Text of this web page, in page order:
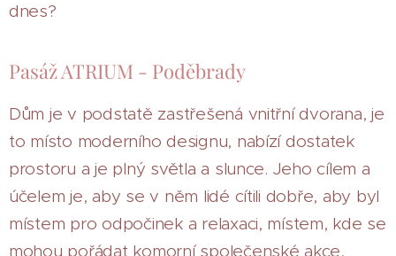
dnes?
Pasáž ATRIUM - Poděbrady
Dům je v podstatě zastřešená vnitřní dvorana, je
to místo moderního designu, nabízí dostatek
prostoru a je plný světla a slunce. Jeho cílem a
účelem je, aby se v něm lidé cítili dobře, aby byl
místem pro odpočinek a relaxaci, místem, kde se
mohou pořádat komorní společenské akce,